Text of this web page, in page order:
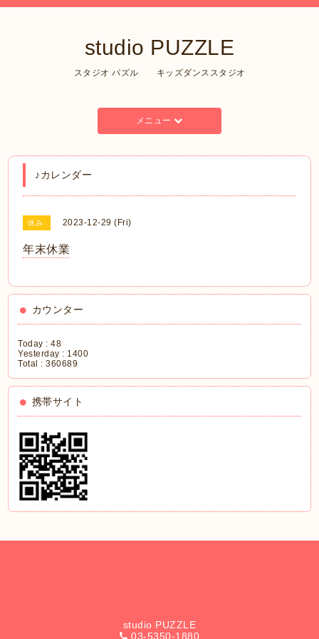
studio PUZZLE
スタジオ パズル キッズダンススタジオ
メニュー
♪カレンダー
休み 2023-12-29 (Fri)
年末休業
カウンター
Today :48
Yesterday : 1400
Total :360689
携帯サイト
studio PUZZLE
03-5350-1880